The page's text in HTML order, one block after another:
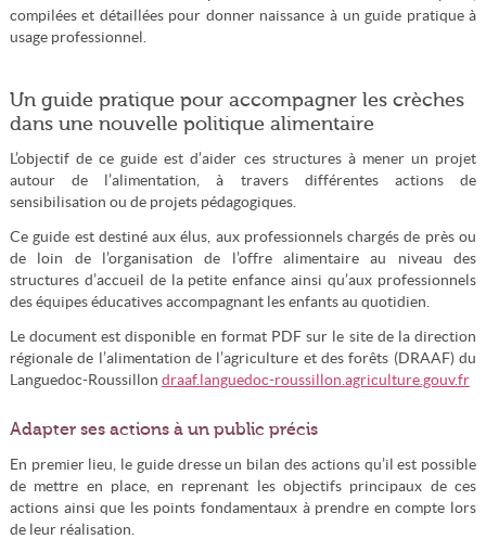
compilées et détaillées pour donner naissance à un guide pratique à
usage professionnel.
Un guide pratique pour accompagner les crèches
dans une nouvelle politique alimentaire
L’objectif de ce guide est d’aider ces structures à mener un projet
autour de l’alimentation, à travers différentes actions de
sensibilisation ou de projets pédagogiques.
Ce guide est destiné aux élus, aux professionnels chargés de près ou
de loin de l’organisation de l’offre alimentaire au niveau des
structures d’accueil de la petite enfance ainsi qu’aux professionnels
des équipes éducatives accompagnant les enfants au quotidien.
Le document est disponible en format PDF sur le site de la direction
régionale de l’alimentation de l’agriculture et des forêts (DRAAF) du
Languedoc-Roussillon draaf.languedoc-roussillon.agriculture.gouv.fr
Adapter ses actions à un public précis
En premier lieu, le guide dresse un bilan des actions qu’il est possible
de mettre en place, en reprenant les objectifs principaux de ces
actions ainsi que les points fondamentaux à prendre en compte lors
de leur réalisation.